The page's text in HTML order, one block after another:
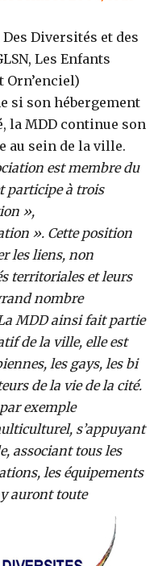
Diversités et des
Les Enfants
si son hébergement
la MDD continue son
au sein de la ville.
est membre du
participe à trois
»,
». Cette position
les liens, non
territoriales et leurs
nombre
MDD ainsi fait partie
de la ville, elle est
les gays, les bi
de la vie de la cité.
exemple
s’appuyant
associant tous les
les équipements
auront toute